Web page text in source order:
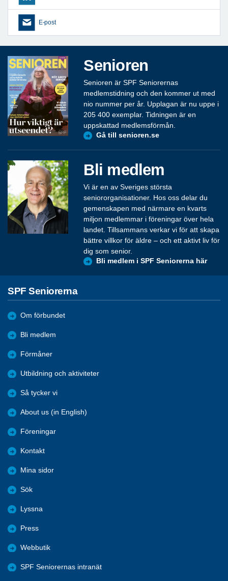
E-post
Senioren
Senioren är SPF Seniorernas
medlemstidning och den kommer ut med
nio nummer per år. Upplagan är nu uppe i
205 400 exemplar. Tidningen är en
uppskattad medlemsförmån.
Gå till senioren.se
Bli medlem
Vi är en av Sveriges största
seniororganisationer. Hos oss delar du
gemenskapen med närmare en kvarts
miljon medlemmar i föreningar över hela
landet. Tillsammans verkar vi för att skapa
bättre villkor för äldre – och ett aktivt liv för
dig som senior.
Bli medlem i SPF Seniorerna här
SPF Seniorerna
Om förbundet
Bli medlem
Förmåner
Utbildning och aktiviteter
Så tycker vi
About us (in English)
Föreningar
Kontakt
Mina sidor
Sök
Lyssna
Press
Webbutik
SPF Seniorernas intranät